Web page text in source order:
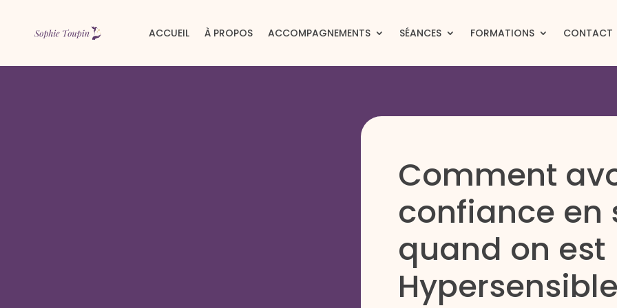
ACCUEIL À PROPOS ACCOMPAGNEMENTS SÉANCES FORMATIONS CONTACT
Comment
confiance en
quand on est